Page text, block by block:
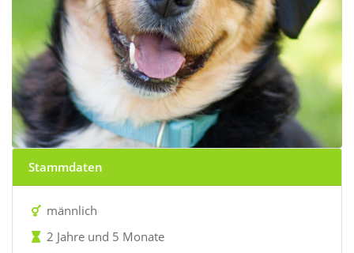
Stammdaten
männlich
2 Jahre und 5 Monate